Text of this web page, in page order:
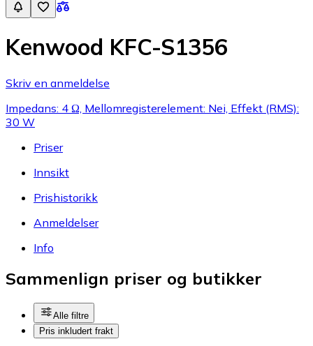
Kenwood KFC-S1356
Skriv en anmeldelse
Impedans: 4 Ω, Mellomregisterelement: Nei, Effekt (RMS):
30 W
Priser
Innsikt
Prishistorikk
Anmeldelser
Info
Sammenlign priser og butikker
Alle filtre
Pris inkludert frakt